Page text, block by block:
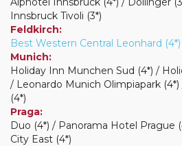
Innsbruck Tivoli (3*)
Feldkirch:
Best Western Central Leonhard (4*)
Munich:
Holiday Inn Munchen Sud (4*) /
/ Leonardo Munich Olimpiapark
(4*)
Praga:
Duo (4*) / Panorama Hotel Prague
City East (4*)